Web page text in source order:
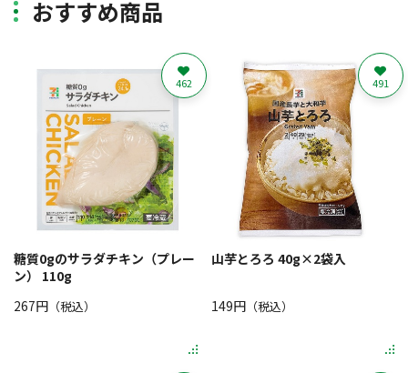
おすすめ商品
糖質0gのサラダチキン（プレー
ン） 110g
267円 （税込）
462
山芋とろろ 40g×2袋入
149円（税込）
491